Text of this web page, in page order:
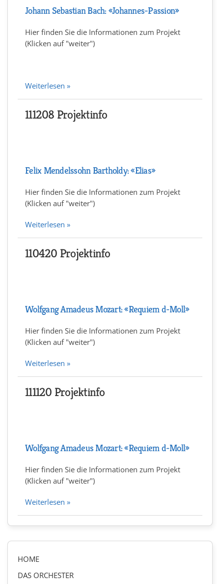
Johann Sebastian Bach: «Johannes-Passion»
Hier finden Sie die Informationen zum Projekt
(Klicken auf "weiter")
Weiterlesen »
111208 Projektinfo
Felix Mendelssohn Bartholdy: «Elias»
Hier finden Sie die Informationen zum Projekt
(Klicken auf "weiter")
Weiterlesen »
110420 Projektinfo
Wolfgang Amadeus Mozart: «Requiem d-Moll»
Hier finden Sie die Informationen zum Projekt
(Klicken auf "weiter")
Weiterlesen »
111120 Projektinfo
Wolfgang Amadeus Mozart: «Requiem d-Moll»
Hier finden Sie die Informationen zum Projekt
(Klicken auf "weiter")
Weiterlesen »
HOME
DAS ORCHESTER